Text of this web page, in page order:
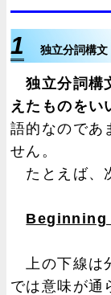
1 独立分詞構文
独立分詞構
えたものをい
語的なのであ
せん。
たとえば、
上の下線は
では意味が通